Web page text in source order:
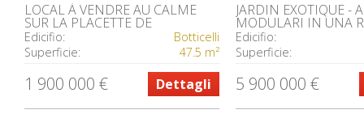
LOCAL À VENDRE AU CALME
SUR LA PLACETTE DE
FONTVIEILLE
Edicifio:
Botticelli
Superficie:
47.5 m²
1 900 000 € Dettagli
JARDIN EXOTIQUE -
MODULARI IN UNA
DI LUSSO
Edicifio:
Superficie:
5 900 000 €